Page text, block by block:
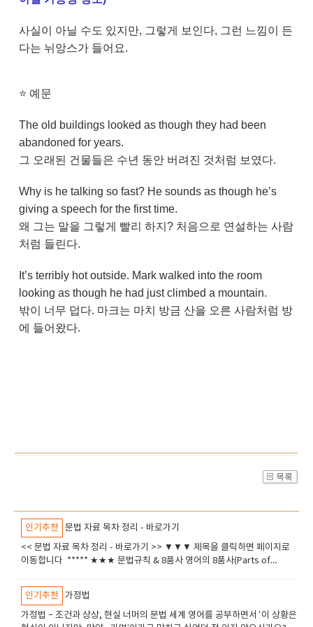
사실이 아닐 수도 있지만, 그렇게 보인다, 그런 느낌이 든
다는 뉘앙스가 들어요.
⭐ 예문
The old buildings looked as though they had been
abandoned for years.
그 오래된 건물들은 수년 동안 버려진 것처럼 보였다.
Why is he talking so fast? He sounds as though he’s
giving a speech for the first time.
왜 그는 말을 그렇게 빨리 하지? 처음으로 연설하는 사람
처럼 들린다.
It’s terribly hot outside. Mark walked into the room
looking as though he had just climbed a mountain.
밖이 너무 덥다. 마크는 마치 방금 산을 오른 사람처럼 방
에 들어왔다.
인기추천
문법 자료 목차 정리 - 바로가기
<< 문법 자료 목차 정리 - 바로가기 >> ▼▼▼ 제목을 클릭하면 페이지로
이동합니다 ***** ​★★★ 문법규칙 & 8품사 영어의 8품사(Parts of
Rules)​ 구, 절, 문장의 개념​ 영어 형용사(Adjective) 정리​ 준동사의 개념과
뜻, 종류​ ***** ​★★★​ 관사 & 명사 (Articles & Nouns)영어 관사(A, An,
The)의 완벽한 이해와 활용법​명사(Noun) 정리​집합명사​ 추상명사의 특
인기추천
가정법
가정법 – 조건과 상상, 현실 너머의 문법 세계 영어를 공부하면서 ‘이 상황은